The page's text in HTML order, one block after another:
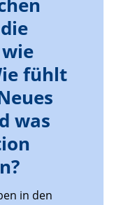
fühlt
was
in den